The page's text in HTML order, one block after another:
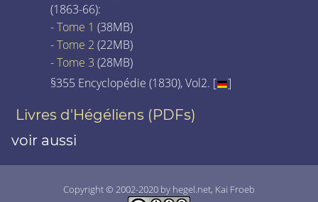
(1863-66):
-Tome 1 (38MB)
-Tome 2 (22MB)
-Tome 3 (28MB)
§355 Encyclopédie (1830), Vol2. [
]
Livres d'Hégéliens (PDFs)
voir aussi
Copyright © 2002-2020 by hegel.net, Kai Froeb